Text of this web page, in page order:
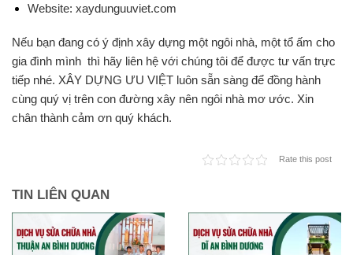
Website: xaydunguuviet.com
Nếu bạn đang có ý định xây dựng một ngôi nhà, một tổ ấm cho
gia đình mình thì hãy liên hệ với chúng tôi để được tư vấn trực
tiếp nhé. XÂY DỰNG ƯU VIỆT luôn sẵn sàng để đồng hành
cùng quý vị trên con đường xây nên ngôi nhà mơ ước. Xin
chân thành cảm ơn quý khách.
Rate this post
TIN LIÊN QUAN